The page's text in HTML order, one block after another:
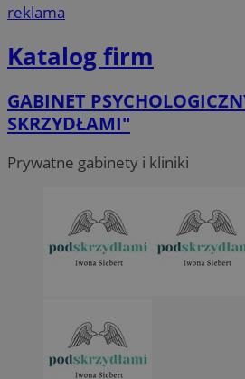
reklama
Katalog firm
GABINET
SKRZYDŁAMI"
Prywatne gabinety i kliniki